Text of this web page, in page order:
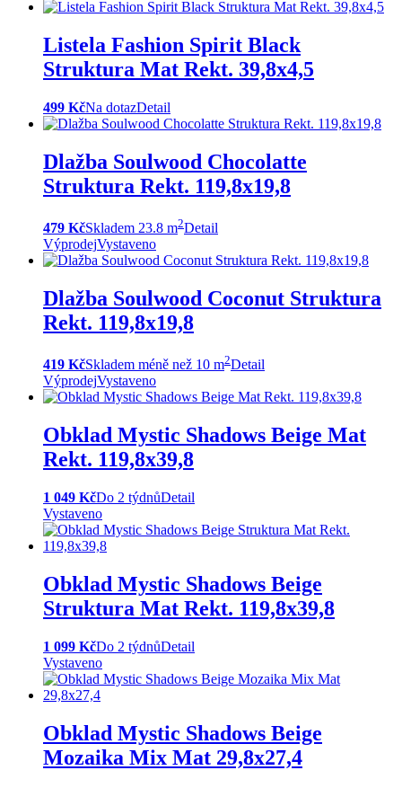
Listela Fashion Spirit Black
Struktura Mat Rekt. 39,8x4,5
499 KčNa dotazDetail
Dlažba Soulwood Chocolatte
Struktura Rekt. 119,8x19,8
479 KčSkladem 23.8 m2Detail
VýprodejVystaveno
Dlažba Soulwood Coconut Struktura
Rekt. 119,8x19,8
419 KčSkladem méně než 10 m2Detail
VýprodejVystaveno
Obklad Mystic Shadows Beige Mat
Rekt. 119,8x39,8
1 049 KčDo 2 týdnůDetail
Vystaveno
Obklad Mystic Shadows Beige
Struktura Mat Rekt. 119,8x39,8
1 099 KčDo 2 týdnůDetail
Vystaveno
Obklad Mystic Shadows Beige
Mozaika Mix Mat 29,8x27,4